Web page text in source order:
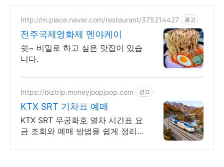
http://m.place.naver.com/restaurant/375214427 광고
전주국제영화제 멘야케이
쉿~ 비밀로 하고 싶은 맛집이 있습
니다.
https://biztrip.moneyjoopjoop.com 광고
KTX SRT 기차표 예매
KTX SRT 무궁화호 열차 시간표 요
금 조회와 예매 방법을 쉽게 정리